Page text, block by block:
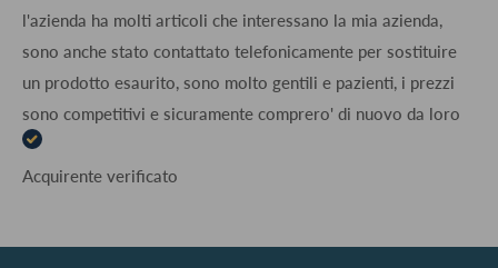
l'azienda ha molti articoli che interessano la mia azienda,
sono anche stato contattato telefonicamente per sostituire
un prodotto esaurito, sono molto gentili e pazienti, i prezzi
sono competitivi e sicuramente comprero' di nuovo da loro
Acquirente verificato